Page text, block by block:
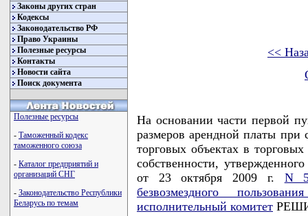
Законы других стран
Кодексы
Законодательство РФ
Право Украины
Полезные ресурсы
Контакты
Новости сайта
Поиск документа
Полезные ресурсы
- Таможенный кодекс
таможенного союза
- Каталог предприятий и
организаций СНГ
- Законодательство Республики
Беларусь по темам
<<
На основании части первой
размеров арендной платы при
торговых объектах в
собственности,
от 23 октября 2009 г. N
безвозмездного
исполнительный комитет